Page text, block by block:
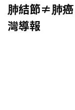
肺結節≠肺癌
灣導報